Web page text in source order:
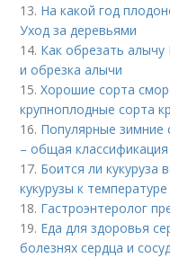
13. На какой год
Уход за деревьями
14. Как обрезать
и обрезка алычи
15.Хорошие сорта
крупноплодные сорта
16. Популярные зимние
– общая классификация
17. Боится ли кукуруза
кукурузы к температуре
18. Гастроэнтеролог
19. Еда для здоровья
болезнях сердца и